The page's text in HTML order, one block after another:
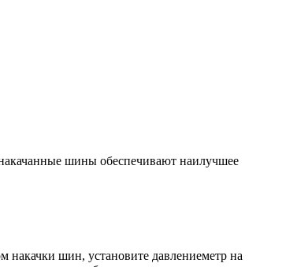
шины обеспечивают наилучшее
накачки шин, установите давлениеметр на